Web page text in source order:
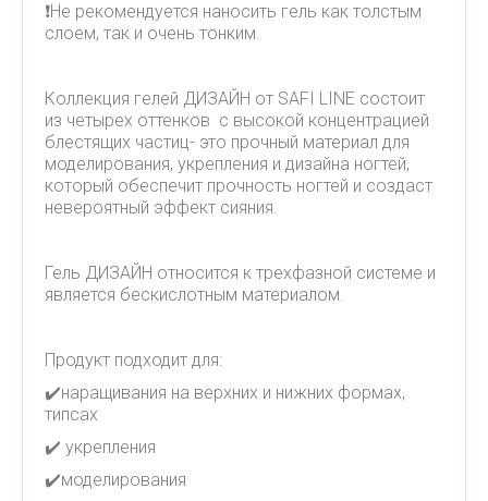
❗️Не рекомендуется наносить гель как толстым
слоем, так и очень тонким.
Коллекция гелей ДИЗАЙН от SAFI LINE состоит
из четырех оттенков с высокой концентрацией
блестящих частиц- это прочный материал для
моделирования, укрепления и дизайна ногтей,
который обеспечит прочность ногтей и создаст
невероятный эффект сияния.
Гель ДИЗАЙН относится к трехфазной системе и
является бескислотным материалом.
Продукт подходит для:
✔️наращивания на верхних и нижних формах,
типсах
✔️ укрепления
✔️моделирования